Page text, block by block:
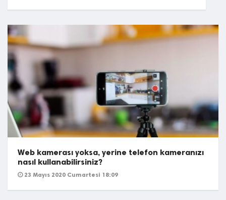
Web kamerası yoksa, yerine telefon kameranızı
nasıl kullanabilirsiniz?
23 Mayıs 2020 Cumartesi 18:09